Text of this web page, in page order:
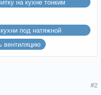
на кухне тонким
под натяжной
вентиляцию
#2